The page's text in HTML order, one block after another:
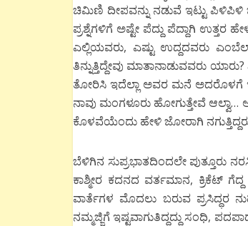
ಚಿಮಿಣಿ ದೀಪವನ್ನು ನಡುವೆ ಇಟ್ಟು ಪಿಳಿಪಿಳಿ
ಪ್ರಶ್ನೆಗಳಿಗೆ ಅಷ್ಟೇ ಪೆದ್ದು ಪೆದ್ದಾಗಿ
ಎಲ್ಲಿಯವರು, ಎಷ್ಟು ಉದ್ದದವರು
ತಿನ್ನುತ್ತಿದ್ದೇವು ಮಾತಾನಾಡುವವರು
ತೋರಿಸಿ ಇದೆಲ್ಲಾ ಅವರ ಮನೆ ಅದರೊಳಗೆ
ನಾವು ಮಂಗಳೂರು ಹೋಗುತ್ತೇವೆ
ಕೊಳವೆಯೆಂದು ಹೇಳಿ ಜೋರಾಗಿ
ಬೆಳಿಗಿನ ಸುಪ್ರಭಾತದಿಂದಲೇ
ಕಾಶ್ಮೀರ ಕದನದ ವರ್ತಮಾನ, ಕ್ರಿಕೆಟ್
ವಾರ್ತೆಗಳ ಮೊದಲು ಬರುವ ಪ್ರಸಿದ್ಧರ
ನಮ್ಮಜ್ಜಿಗೆ ಇಷ್ಟವಾಗುತಿದ್ದದ್ದು ಸಂಧಿ,